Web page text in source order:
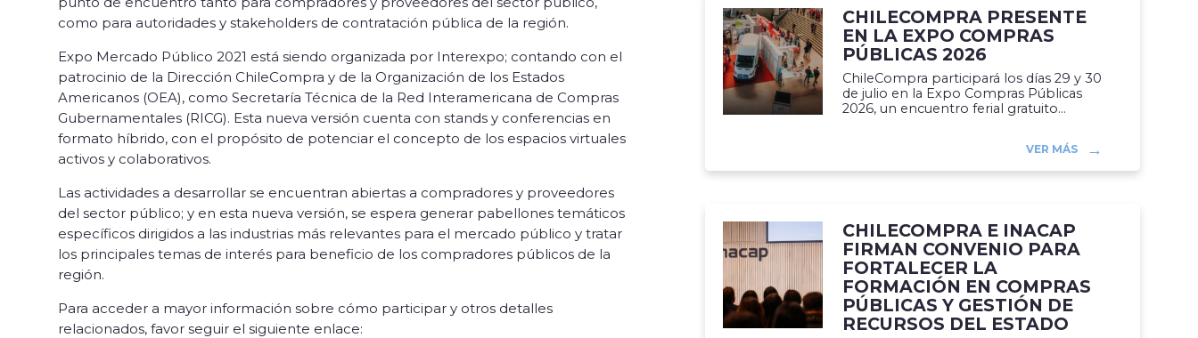
como para autoridades y stakeholders de contratación pública de la región.
Expo Mercado Público 2021 está siendo organizada por Interexpo; contando con el
patrocinio de la Dirección ChileCompra y de la Organización de los Estados
Americanos (OEA), como Secretaría Técnica de la Red Interamericana de Compras
Gubernamentales (RICG). Esta nueva versión cuenta con stands y conferencias en
formato híbrido, con el propósito de potenciar el concepto de los espacios virtuales
activos y colaborativos.
Las actividades a desarrollar se encuentran abiertas a compradores y proveedores
del sector público; y en esta nueva versión, se espera generar pabellones temáticos
específicos dirigidos a las industrias más relevantes para el mercado público y tratar
los principales temas de interés para beneficio de los compradores públicos de la
región.
Para acceder a mayor información sobre cómo participar y otros detalles
relacionados, favor seguir el siguiente enlace:
CHILECOMPRA PRESENTE
EN LA EXPO COMPRAS
PÚBLICAS 2026
ChileCompra participará los días 29 y 30
de julio en la Expo Compras Públicas
2026, un encuentro ferial gratuito...
VER MÁS
CHILECOMPRA E INACAP
FIRMAN CONVENIO PARA
FORTALECER LA
FORMACIÓN EN COMPRAS
PÚBLICAS Y GESTIÓN DE
RECURSOS DEL ESTADO